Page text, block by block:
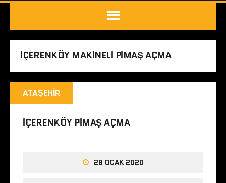
IÇERENKÖY MAKINELI PIMAŞ AÇMA
ATAŞEHIR
IÇERENKÖY PIMAŞ AÇMA
29 OCAK 2020